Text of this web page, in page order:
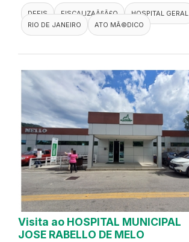
DEFIS FISCALIZAÃ§Ã£O
HOSPITAL GERAL
RIO DE JANEIRO
ATO MÃ©DICO
Visita ao HOSPITAL MUNICIPAL
JOSE RABELLO DE MELO